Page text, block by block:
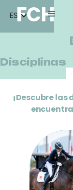
FCH
ES
Disciplinas
¡Descubre
DOMA